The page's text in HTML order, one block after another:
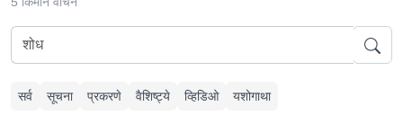
सर्व सूचना प्रकरणे वैशिष्ट्ये व्हिडिओ यशोगाथा